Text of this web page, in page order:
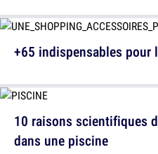
+65 indispensables pour
10 raisons scientifiques
dans une piscine